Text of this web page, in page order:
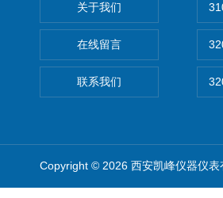
关于我们
在线留言
联系我们
Copyright © 2026 西安凯峰仪器仪